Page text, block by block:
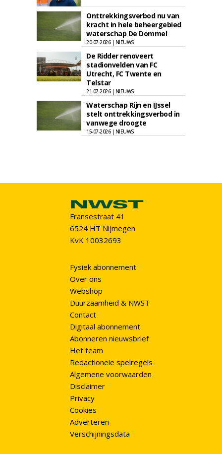
Onttrekkingsverbod nu van
kracht in hele beheergebied
waterschap De Dommel
20-07-2026 | NIEUWS
De Ridder renoveert
stadionvelden van FC
Utrecht, FC Twente en
Telstar
21-07-2026 | NIEUWS
Waterschap Rijn en IJssel
stelt onttrekkingsverbod in
vanwege droogte
15-07-2026 | NIEUWS
Fransestraat 41
6524 HT Nijmegen
KvK 10032693
Fysiek abonnement
Over ons
Webshop
Duurzaamheid & NWST
Contact
Digitaal abonnement
Abonneren nieuwsbrief
Het team
Redactionele spelregels
Algemene voorwaarden
Disclaimer
Privacy
Cookies
Adverteren
Verschijningsdata